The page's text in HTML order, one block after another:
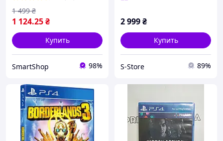
1 124.25₴
1 499 ₴
Купить
SmartShop 98%
2 999₴
Купить
S-Store 89%